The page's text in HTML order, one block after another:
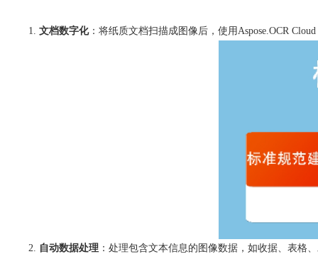
文档数字化：将纸质文档扫描成图像后，使用Aspose.OCR
自动数据处理 ：处理包含文本信息的图像数据，如收据、表格